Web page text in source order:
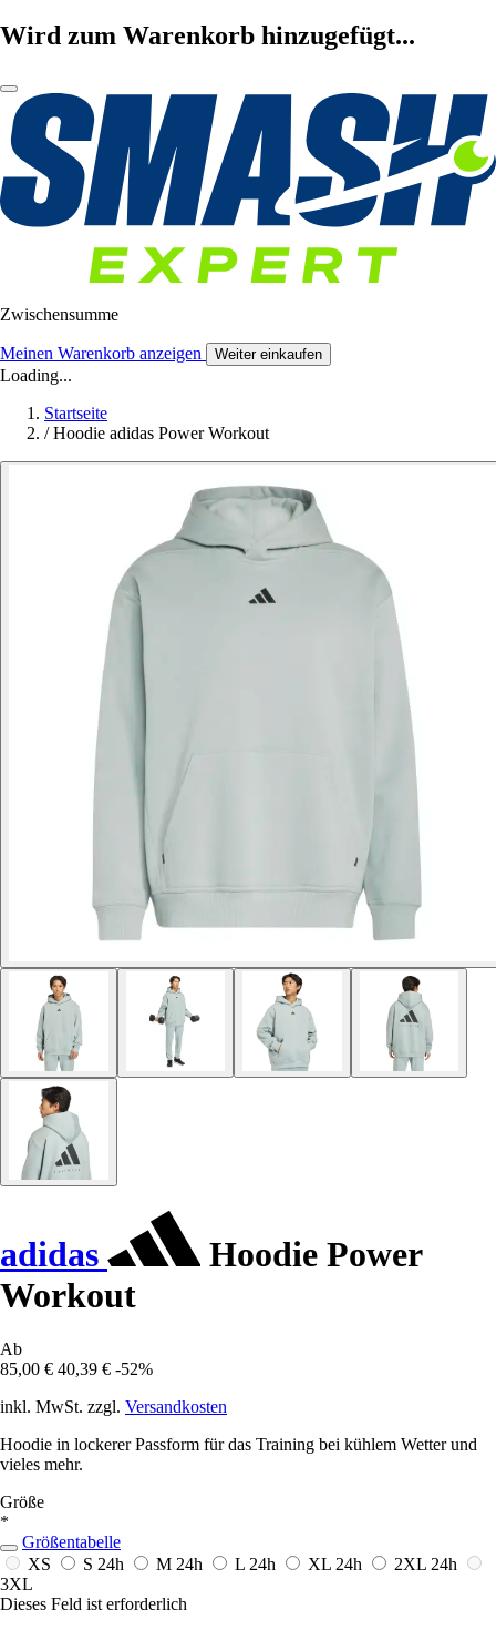
Wird zum Warenkorb hinzugefügt...
Zwischensumme
Meinen Warenkorb anzeigen Weiter einkaufen
Loading...
Startseite
/ Hoodie adidas Power Workout
adidas
Hoodie Power
Workout
Ab
85,00 € 40,39 € -52%
inkl. MwSt. zzgl. Versandkosten
Hoodie in lockerer Passform für das Training bei kühlem Wetter und
vieles mehr.
Größe
*
Größentabelle
XS
S 24h M 24h L 24h XL 24h 2XL 24h
3XL
Dieses Feld ist erforderlich